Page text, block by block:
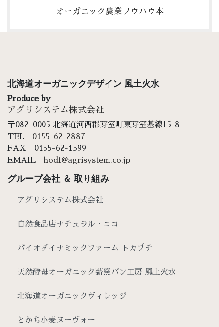
オーガニック農業ノウハウ本
北海道オーガニックデザイン 風土火水
Produce by
アグリシステム株式会社
〒082-0005 北海道河西郡芽室町東芽室基線15-8
TEL 0155-62-2887
FAX 0155-62-1599
EMAIL
hodf@agrisystem.co.jp
グループ会社 ＆ 取り組み
アグリシステム株式会社
自然食品店ナチュラル・ココ
バイオダイナミックファーム トカプチ
天然酵母オーガニック薪窯パン工房 風土火水
北海道オーガニックヴィレッジ
とかち小麦ヌーヴォー